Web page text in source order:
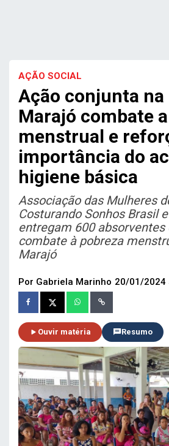
AÇÃO SOCIAL
Ação conjunta na
Marajó combate
menstrual e
importância do
higiene básica
Associação das Mulheres
Costurando Sonhos Brasil
entregam 600 absorventes
combate à pobreza
Marajó
Por Gabriela Marinho 20/01/2024
Ouvir matéria Resumo